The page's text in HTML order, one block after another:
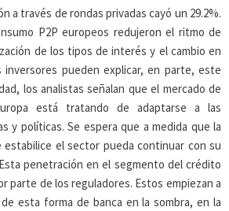
a través de rondas privadas cayó un 29.2%.
P2P europeos redujeron el ritmo de
de los tipos de interés y el cambio en
pueden explicar, en parte, este
los analistas señalan que el mercado de
está tratando de adaptarse a las
y políticas. Se espera que a medida que la
estabilice el sector pueda continuar con su
penetración en el segmento del crédito
parte de los reguladores. Estos empiezan a
esta forma de banca en la sombra, en la